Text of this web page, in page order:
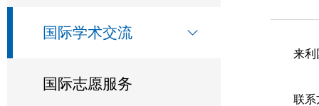
国际学术交流
国际志愿服务
来利
联系